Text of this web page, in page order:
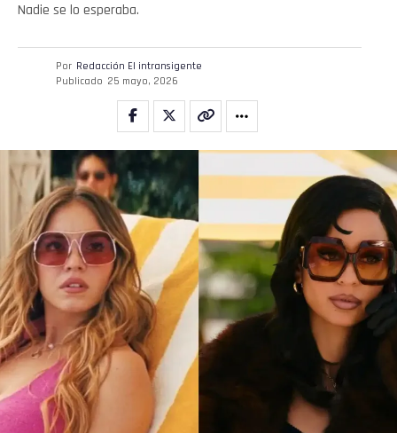
Nadie se lo esperaba.
Por Redacción El intransigente
Publicado 25 mayo, 2026